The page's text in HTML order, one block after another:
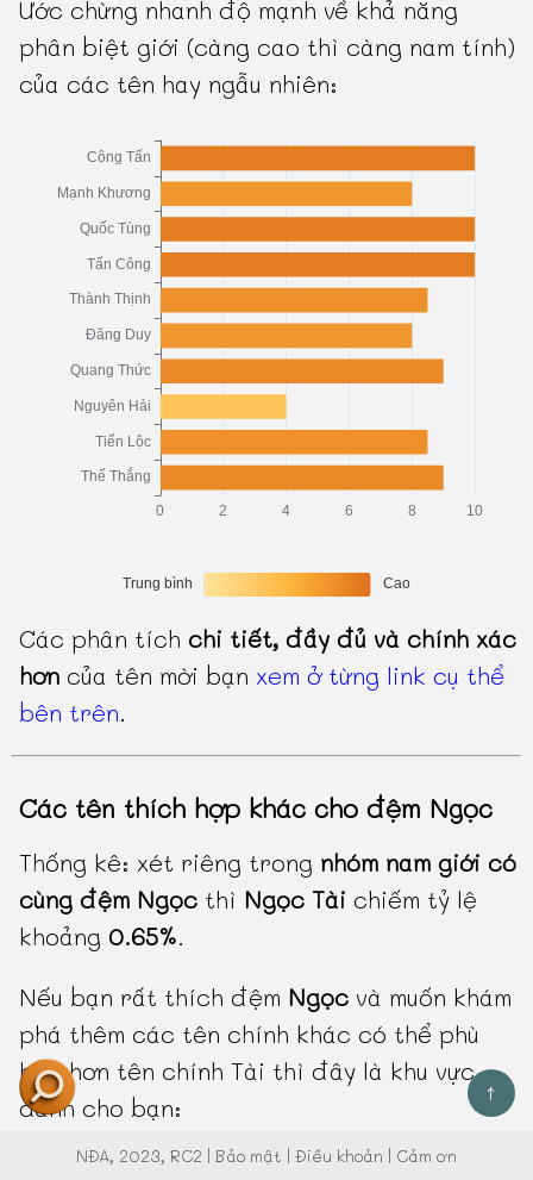
Ước chừng nhanh độ mạnh về khả năng
phân biệt giới (càng cao thì càng nam tính)
của các tên hay ngẫu nhiên:
Các phân tích chi tiết, đầy đủ và chính xác
hơn của tên mời bạn xem ở từng link cụ thể
bên trên.
Các tên thích hợp khác cho đệm Ngọc
Thống kê: xét riêng trong nhóm nam giới có
cùng đệm Ngọc thì Ngọc Tài chiếm tỷ lệ
khoảng0.65%.
Nếu bạn rất thích đệm Ngọc và muốn khám
phá thêm các tên chính khác có thể phù
hợp hơn tên chính Tài thì đây là khu vực
dành cho bạn:
↑
NĐA, 2023, RC2 | Bảo mật | Điều khoản | Cảm ơn